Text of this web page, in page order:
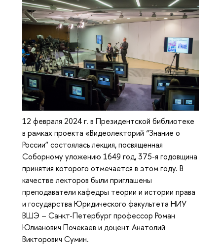
12 февраля 2024 г. в Президентской библиотеке
в рамках проекта «Видеолекторий “Знание о
России” состоялась лекция, посвященная
Соборному уложению 1649 год, 375-я годовщина
принятия которого отмечается в этом году. В
качестве лекторов были приглашены
преподаватели кафедры теории и истории права
и государства Юридического факультета НИУ
ВШЭ – Санкт-Петербург профессор Роман
Юлианович Почекаев и доцент Анатолий
Викторович Сумин.